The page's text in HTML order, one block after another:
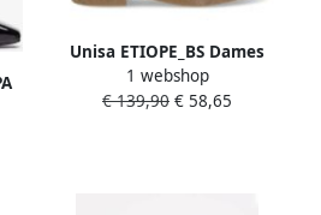
Unisa ETIOPE_BS Dames
Laarzen BLACK
1 webshop
€ 139,90 € 58,65